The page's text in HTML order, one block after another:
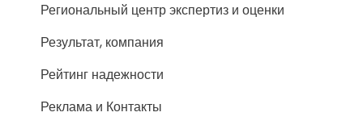
Региональный центр экспертиз и оценки
Результат, компания
Рейтинг надежности
Реклама и Контакты